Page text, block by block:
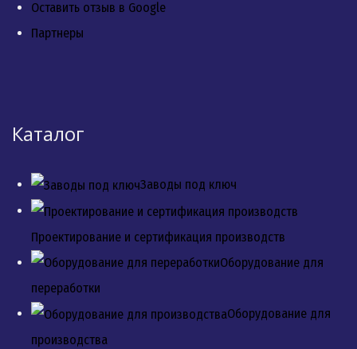
Оставить отзыв в Google
Партнеры
Каталог
Заводы под ключ
Проектирование и сертификация производств
Оборудование для
переработки
Оборудование для
производства